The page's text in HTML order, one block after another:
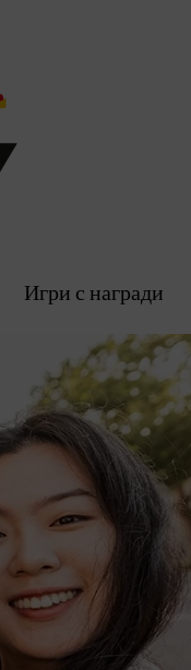
Игри с награди